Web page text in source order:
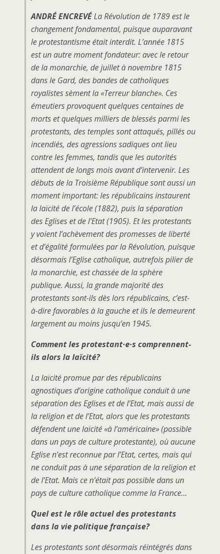
ANDRÉ ENCREVÉLa Révolution de 1789 est le
changement fondamental, puisque auparavant
le protestantisme était interdit. L’année 1815
est un autre moment fondateur: avec le retour
de la monarchie, de juillet à novembre 1815
dans le Gard, des bandes de catholiques
royalistes sèment la «Terreur blanche». Ces
émeutiers provoquent quelques centaines de
morts et quelques milliers de blessés parmi les
protestants, des temples sont attaqués, pillés ou
incendiés, des agressions sadiques ont lieu
contre les femmes, tandis que les autorités
attendent de longs mois avant d’intervenir. Les
débuts de la Troisième République sont aussi un
moment important: les républicains instaurent
la laïcité de l’école (1882), puis la séparation
des Eglises et de l’Etat (1905). Et les protestants
y voient l’achèvement des promesses de liberté
et d’égalité formulées par la Révolution, puisque
désormais l’Eglise catholique, autrefois pilier de
la monarchie, est chassée de la sphère
publique. Aussi, la grande majorité des
protestants sont-ils dès lors républicains, c’est-
à-dire favorables à la gauche et ils le demeurent
largement au moins jusqu’en 1945.
Comment les protestant·e·s comprennent-
ils alors la laïcité?
La laïcité promue par des républicains
agnostiques d’origine catholique conduit à une
séparation des Eglises et de l’Etat, mais aussi de
la religion et de l’Etat, alors que les protestants
défendent une laïcité «à l’américaine» (possible
dans un pays de culture protestante), où aucune
Eglise n’est reconnue par l’Etat, certes, mais qui
ne conduit pas à une séparation de la religion et
de l’Etat. Mais ce n’était pas possible dans un
pays de culture catholique comme la France…
Quel est le rôle actuel des protestants
dans la vie politique française?
Les protestants sont désormais réintégrés dans